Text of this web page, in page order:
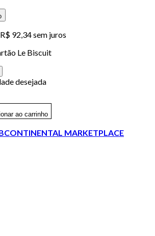
92,34 sem juros
Le Biscuit
desejada
ao carrinho
MARKETPLACE